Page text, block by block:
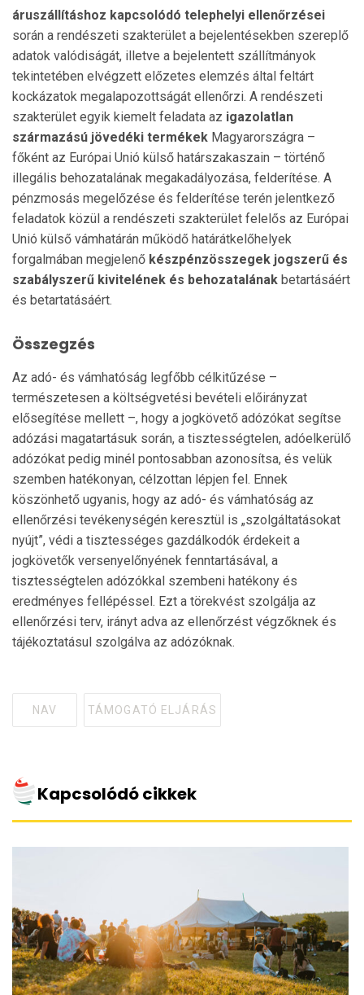
áruszállításhoz kapcsolódó telephelyi ellenőrzései
során a rendészeti szakterület a bejelentésekben szereplő
adatok valódiságát, illetve a bejelentett szállítmányok
tekintetében elvégzett előzetes elemzés által feltárt
kockázatok megalapozottságát ellenőrzi. A rendészeti
szakterület egyik kiemelt feladata az igazolatlan
származású jövedéki termékek Magyarországra –
főként az Európai Unió külső határszakaszain – történő
illegális behozatalának megakadályozása, felderítése. A
pénzmosás megelőzése és felderítése terén jelentkező
feladatok közül a rendészeti szakterület felelős az Európai
Unió külső vámhatárán működő határátkelőhelyek
forgalmában megjelenő készpénzösszegek jogszerű és
szabályszerű kivitelének és behozatalának betartásáért
és betartatásáért.
Összegzés
Az adó- és vámhatóság legfőbb célkitűzése –
természetesen a költségvetési bevételi előirányzat
elősegítése mellett –, hogy a jogkövető adózókat segítse
adózási magatartásuk során, a tisztességtelen, adóelkerülő
adózókat pedig minél pontosabban azonosítsa, és velük
szemben hatékonyan, célzottan lépjen fel. Ennek
köszönhető ugyanis, hogy az adó- és vámhatóság az
ellenőrzési tevékenységén keresztül is „szolgáltatásokat
nyújt”, védi a tisztességes gazdálkodók érdekeit a
jogkövetők versenyelőnyének fenntartásával, a
tisztességtelen adózókkal szembeni hatékony és
eredményes fellépéssel. Ezt a törekvést szolgálja az
ellenőrzési terv, irányt adva az ellenőrzést végzőknek és
tájékoztatásul szolgálva az adózóknak.
Tagged
NAV TÁMOGATÓ ELJÁRÁS
Kapcsolódó cikkek